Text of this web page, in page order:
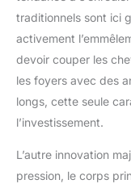
traditionnels sont ici
activement
devoir couper les
les foyers avec des
longs, cette seule
l’investissement.
L’autre innovation
pression, le corps